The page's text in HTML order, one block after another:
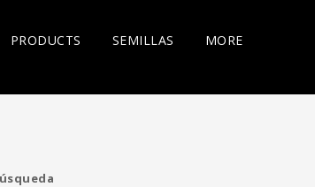
PRODUCTS SEMILLAS MORE